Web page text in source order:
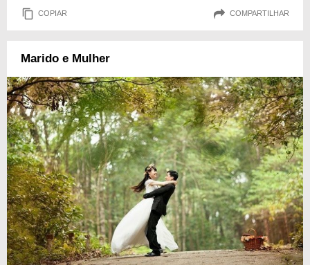
COPIAR COMPARTILHAR
Marido e Mulher